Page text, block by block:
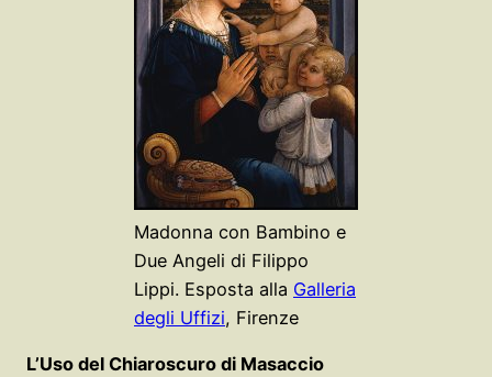
Madonna con Bambino e
Due Angeli di Filippo
Lippi. Esposta alla Galleria
degli Uffizi, Firenze
L’Uso del Chiaroscuro di Masaccio